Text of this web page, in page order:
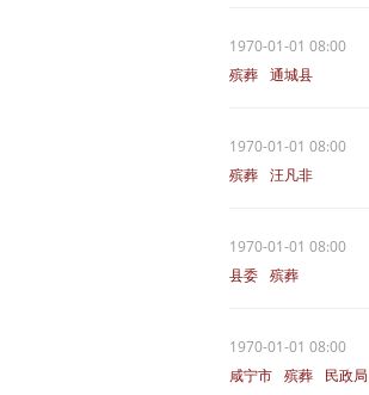
1970-01-01 08:00
殡葬 通城县
1970-01-01 08:00
殡葬 汪凡非
1970-01-01 08:00
县委 殡葬
1970-01-01 08:00
咸宁市 殡葬 民政局